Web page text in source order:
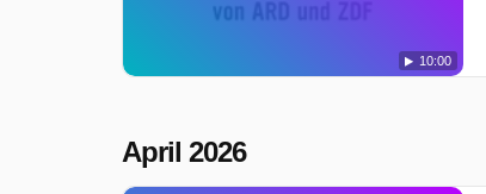
10:00
April 2026